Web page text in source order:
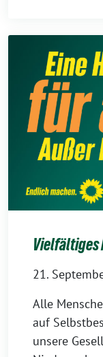
Vielfältiges
21.
Alle
auf
unsere